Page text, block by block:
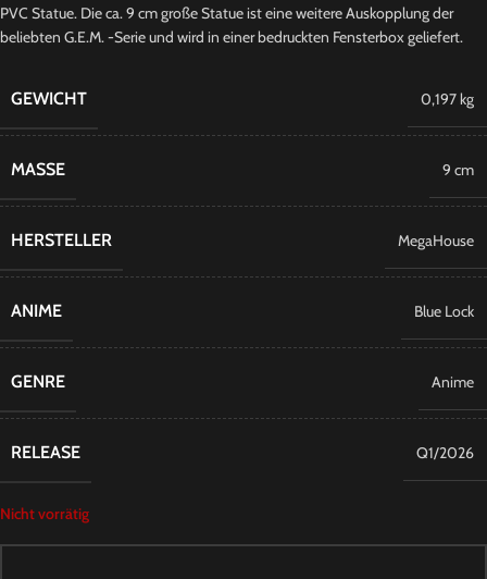
PVC Statue. Die ca. 9 cm große Statue ist eine weitere Auskopplung der
beliebten G.E.M. -Serie und wird in einer bedruckten Fensterbox geliefert.
GEWICHT 0,197 kg
MASSE 9 cm
HERSTELLER MegaHouse
ANIME Blue Lock
GENRE Anime
RELEASE Q1/2026
Nicht vorrätig